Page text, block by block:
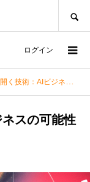
ログイン
ネスの可能性とアイビジネスの革新的戦略」
ネスの可能性